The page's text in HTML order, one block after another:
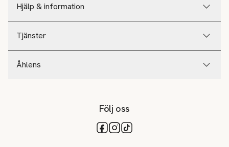
Hjälp & information
Tjänster
Åhlens
Följ oss